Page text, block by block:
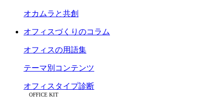
オカムラと共創
オフィスづくりのコラム
オフィスの用語集
テーマ別コンテンツ
オフィスタイプ診断
OFFICE KIT